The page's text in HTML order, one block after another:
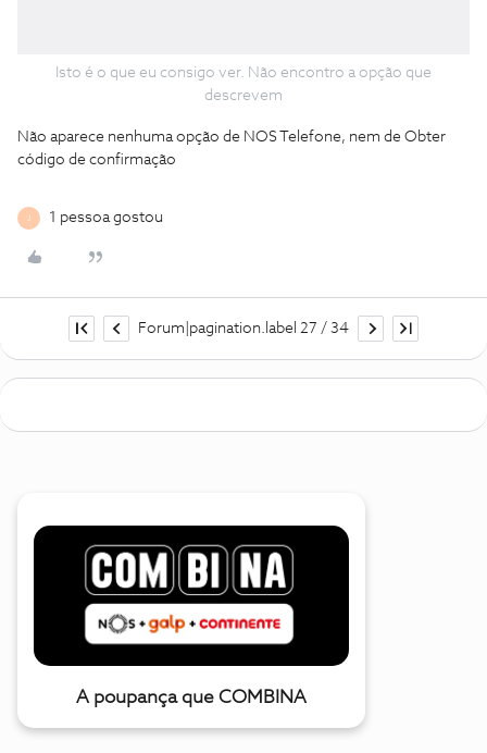
Isto é o que eu consigo ver. Não encontro a opção que
descrevem
Não aparece nenhuma opção de NOS Telefone, nem de Obter
código de confirmação
J 1 pessoa gostou
Forum|pagination.label 27 / 34
A poupança que COMBINA